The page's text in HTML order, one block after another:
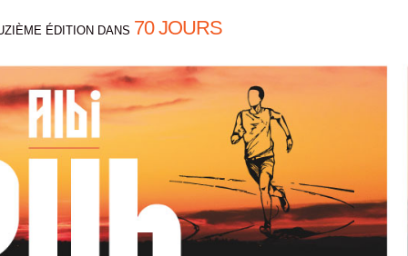
ÉDITION DANS 70 JOURS